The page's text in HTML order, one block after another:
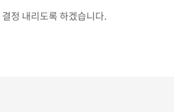
정 내리도록 하겠습니다.